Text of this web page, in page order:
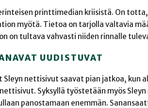
printtimedian kriisistä. On
myötä. Tietoa on tarjolla valtavia
on tultava vahvasti niiden rinnalle
UUDISTUVAT
Sleyn nettisivut saavat pian jatkoa, kun
Syksyllä työstetään myös
panostamaan enemmän.